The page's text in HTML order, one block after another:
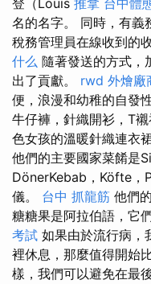
登（Louis 推拿 台中體
名的名字。 同時，有義
稅務管理員在線收到的
什么 隨著發送的方式，
出了貢獻。 rwd 外燴廠
便，浪漫和幼稚的自發
牛仔褲，針織開衫，T襯
色女孩的溫暖針織連衣
他們的主要國家菜餚是
DönerKebab，Köfte，
儀。 台中 抓龍筋 他們
糖糖果是阿拉伯語，它
考試 如果由於流行病，
裡休息，那麼值得開始
樣，我們可以避免在最